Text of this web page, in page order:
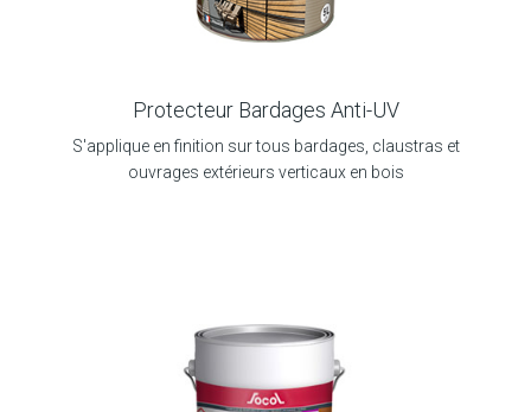
Protecteur Bardages Anti-UV
S'applique en finition sur tous bardages, claustras et
ouvrages extérieurs verticaux en bois